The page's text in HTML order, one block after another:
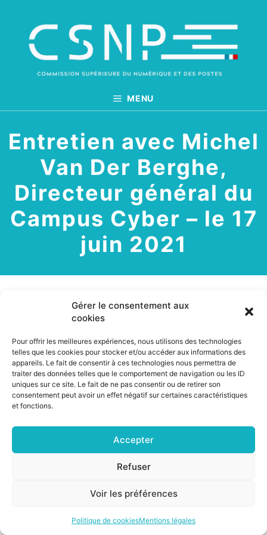
Gérer le consentement aux
cookies
Pour offrir les meilleures expériences, nous utilisons des technologies
telles que les cookies pour stocker et/ou accéder aux informations des
appareils. Le fait de consentir à ces technologies nous permettra de
traiter des données telles que le comportement de navigation ou les ID
uniques sur ce site. Le fait de ne pas consentir ou de retirer son
consentement peut avoir un effet négatif sur certaines caractéristiques
et fonctions.
Accepter
Refuser
Voir les préférences
Politique de cookiesMentions légales
contenu
MENU
Entretien avec Michel
Van Der Berghe,
Directeur général du
Campus Cyber – le 17
juin 2021
17 juin 2021
Directeur général du Campus Cyber, qui ouvrira
ses portes dans les prochains mois, afin de faire
un point sur l’évolution du projet tout en
évoquant avec lui les enjeux identifiés dans
l’avis n°2021-03 sur la sécurité numérique.